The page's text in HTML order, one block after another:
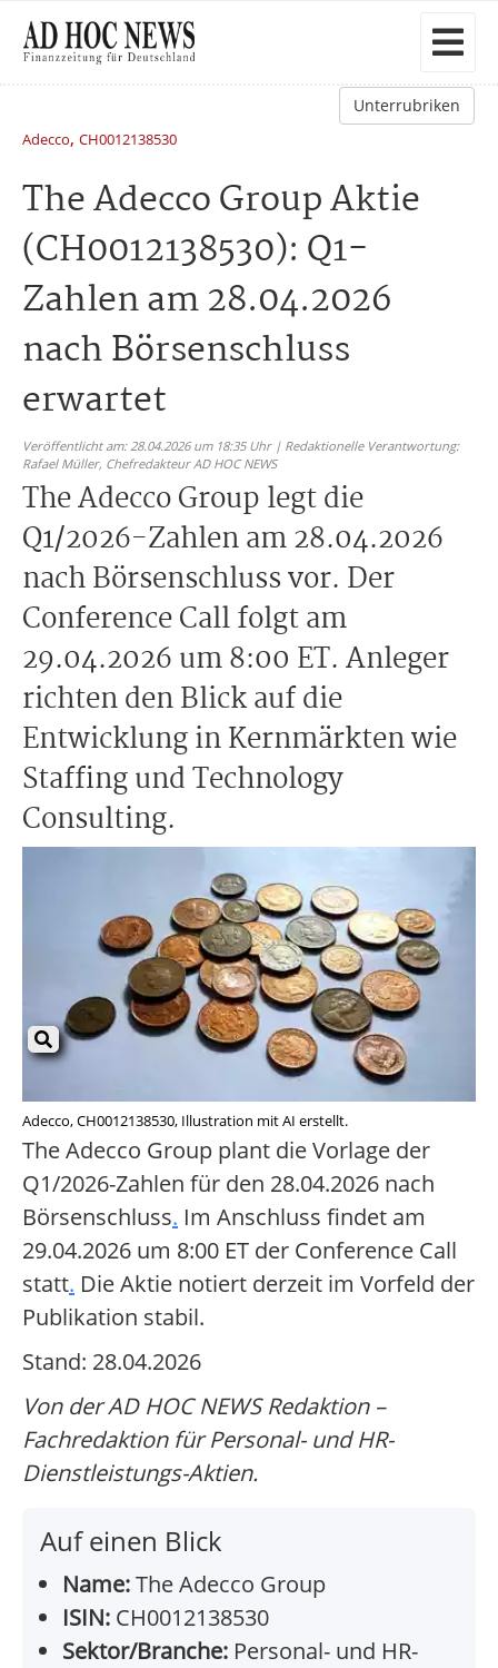
Unterrubriken
Adecco, CH0012138530
The Adecco Group Aktie
(CH0012138530): Q1-
Zahlen am 28.04.2026
nach Börsenschluss
erwartet
Veröffentlicht am: 28.04.2026 um 18:35 Uhr | Redaktionelle Verantwortung:
Rafael Müller, Chefredakteur AD HOC NEWS
The Adecco Group legt die
Q1/2026-Zahlen am 28.04.2026
nach Börsenschluss vor. Der
Conference Call folgt am
29.04.2026 um 8:00 ET. Anleger
richten den Blick auf die
Entwicklung in Kernmärkten wie
Staffing und Technology
Consulting.
Adecco, CH0012138530, Illustration mit AI erstellt.
The Adecco Group plant die Vorlage der
Q1/2026-Zahlen für den 28.04.2026 nach
Börsenschluss. Im Anschluss findet am
29.04.2026 um 8:00 ET der Conference Call
statt. Die Aktie notiert derzeit im Vorfeld der
Publikation stabil.
Stand: 28.04.2026
Von der AD HOC NEWS Redaktion –
Fachredaktion für Personal- und HR-
Dienstleistungs-Aktien.
Auf einen Blick
Name:The Adecco Group
ISIN: CH0012138530
Sektor/Branche: Personal- und HR-